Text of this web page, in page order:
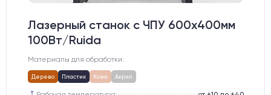
Лазерный станок c ЧПУ 600х400мм
100Вт/Ruida
Материалы для обработки:
Дерево Пластик Кожа Акрил